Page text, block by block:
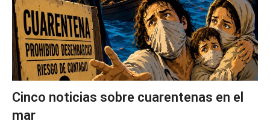
Cinco noticias sobre cuarentenas en el
mar